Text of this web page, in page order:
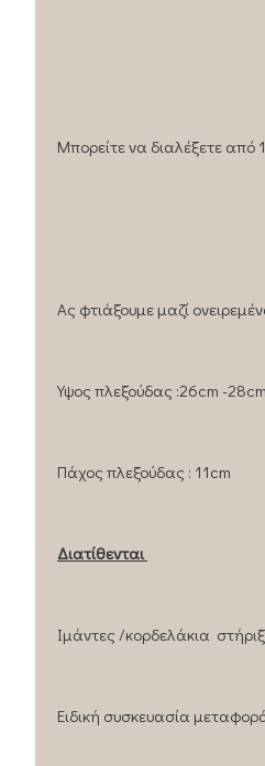
Μπορείτε να διαλέξετε από
Ας φτιάξουμε μαζί
Υψος πλεξούδας :26cm -28cm
Πάχος πλεξούδας : 11cm
Διατίθενται
Ιμάντες /κορδελάκια
Ειδική συσκευασία